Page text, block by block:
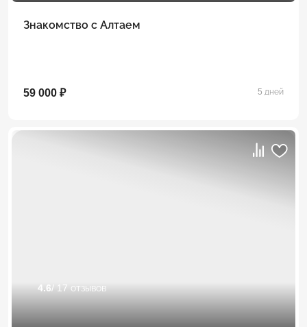
Знакомство с Алтаем
59 000 ₽ 5 дней
4.6/ 17 отзывов